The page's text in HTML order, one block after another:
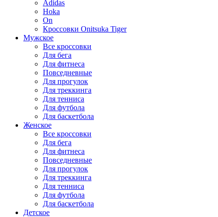
Adidas
Hoka
On
Кроссовки Onitsuka Tiger
Мужское
Все кроссовки
Для бега
Для фитнеса
Повседневные
Для прогулок
Для треккинга
Для тенниса
Для футбола
Для баскетбола
Женское
Все кроссовки
Для бега
Для фитнеса
Повседневные
Для прогулок
Для треккинга
Для тенниса
Для футбола
Для баскетбола
Детское